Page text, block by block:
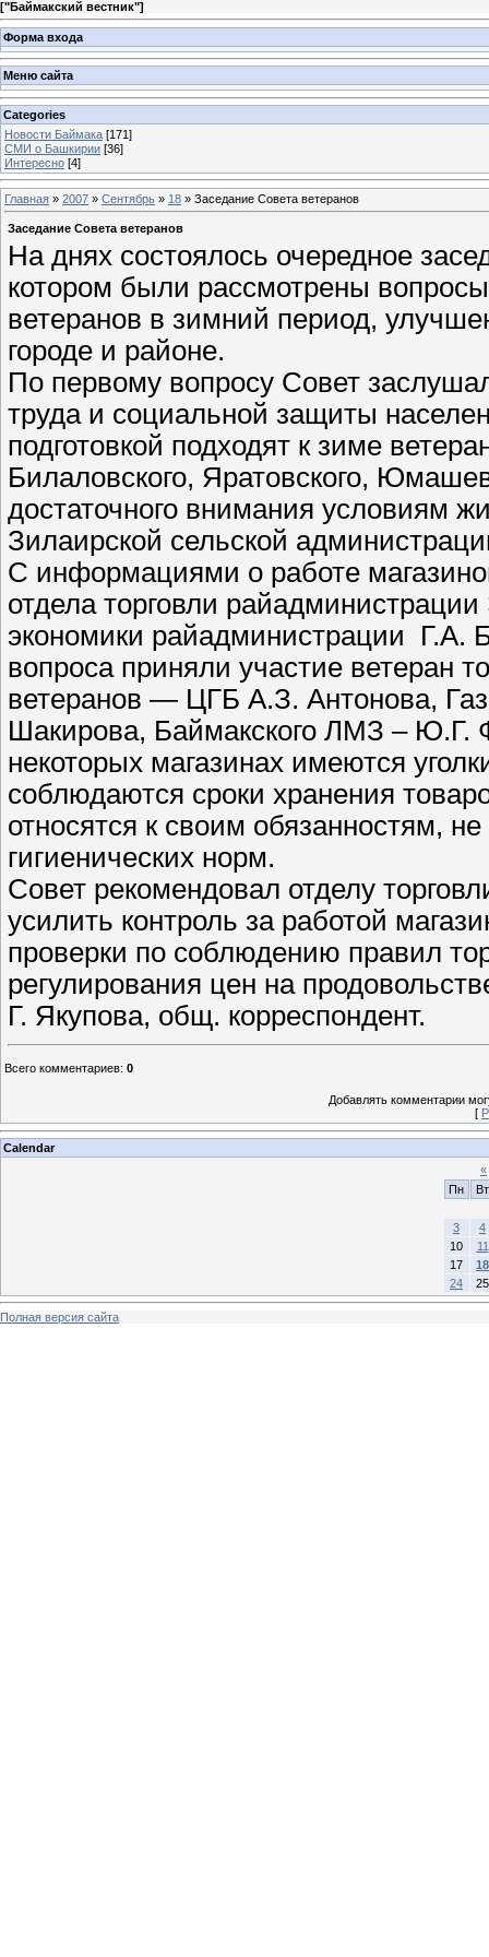
["Баймакский вестник"]
Форма входа
Меню сайта
Categories
Новости Баймака [171]
СМИ о Башкирии [36]
Интересно [4]
Главная » 2007 » Сентябрь » 18 » Заседание Совета ветеранов
Заседание Совета ветеранов
На днях состоялось очередное
котором были рассмотрены
ветеранов в зимний период,
городе и районе.
По первому вопросу Совет
труда и социальной защиты
подготовкой подходят к зиме
Билаловского, Яратовского,
достаточного внимания условиям
Зилаирской сельской
С информациями о работе
отдела торговли
экономики райадминистрации Г.А.
вопроса приняли участие ветеран
ветеранов — ЦГБ А.З. Антонова,
Шакирова, Баймакского ЛМЗ – Ю.Г.
некоторых магазинах имеются
соблюдаются сроки хранения
относятся к своим обязанностям,
гигиенических норм.
Совет рекомендовал отделу
усилить контроль за работой
проверки по соблюдению правил
регулирования цен на
Г. Якупова, общ. корреспондент.
Всего комментариев: 0
Добавлять комментарии
[
Calendar
«
Пн
Вт
3
4
10
11
17
18
24
25
Полная версия сайта